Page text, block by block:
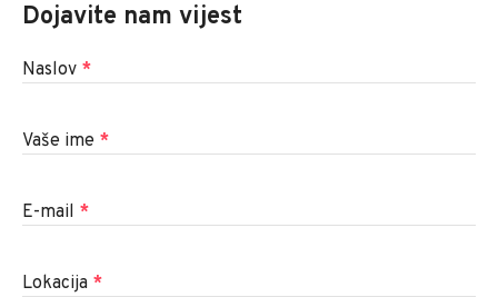
Dojavite nam vijest
Naslov *
Vaše ime *
E-mail *
Lokacija *